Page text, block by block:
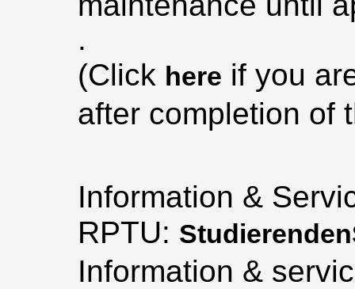
.
(Click here if you
after completion of
Information &
RPTU:
Information &